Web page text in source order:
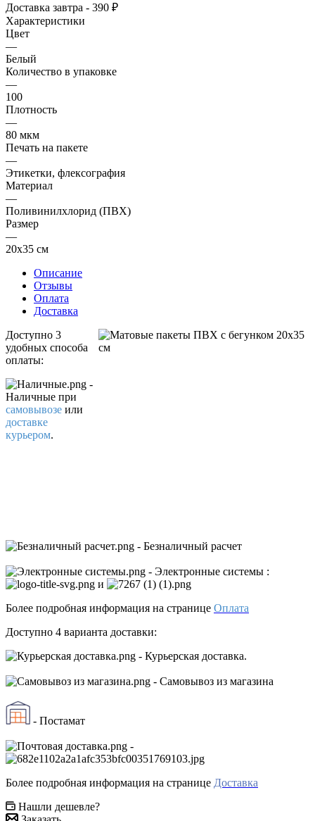
Доставка завтра - 390 ₽
Характеристики
Цвет
—
Белый
Количество в упаковке
—
100
Плотность
—
80 мкм
Печать на пакете
—
Этикетки, флексография
Материал
—
Поливинилхлорид (ПВХ)
Размер
—
20х35 см
Описание
Отзывы
Оплата
Доставка
Доступно 3
удобных способа
оплаты:
-
Наличные при
самовывозе или
доставке
курьером.
- Безналичный расчет
- Электронные системы :
и
Более подробная информация на странице Оплата
Доступно 4 варианта доставки:
- Курьерская доставка.
- Самовывоз из магазина
- Постамат
-
Более подробная информация на странице Доставка
Нашли дешевле?